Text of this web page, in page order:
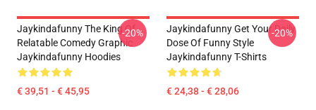
Jaykindafunny The King Of
Relatable Comedy Graphic
Jaykindafunny Hoodies
€ 39,51 - € 45,95
-20%
Jaykindafunny Get Your Daily
Dose Of Funny Style
Jaykindafunny T-Shirts
€ 24,38 - € 28,06
-20%